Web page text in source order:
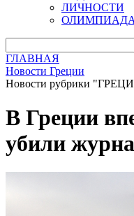
ЛИЧНОСТИ
ОЛИМПИАДА
ГЛАВНАЯ
Новости Греции
Новости рубрики
В Греции
убили